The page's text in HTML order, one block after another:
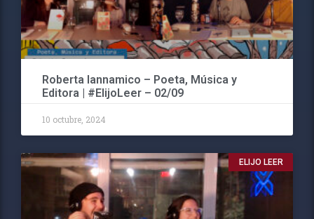
Roberta Iannamico – Poeta, Música y
Editora | #ElijoLeer – 02/09
10 octubre, 2024
ELIJO LEER